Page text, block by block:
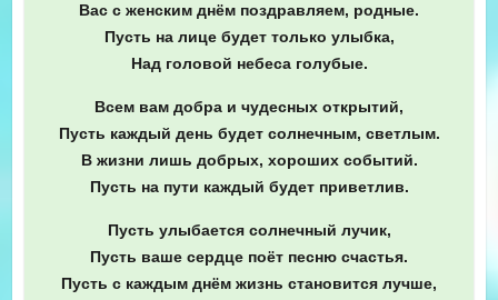
Вас с женским днём поздравляем, родные.
Пусть на лице будет только улыбка,
Над головой небеса голубые.
Всем вам добра и чудесных открытий,
Пусть каждый день будет солнечным, светлым.
В жизни лишь добрых, хороших событий.
Пусть на пути каждый будет приветлив.
Пусть улыбается солнечный лучик,
Пусть ваше сердце поёт песню счастья.
Пусть с каждым днём жизнь становится лучше,